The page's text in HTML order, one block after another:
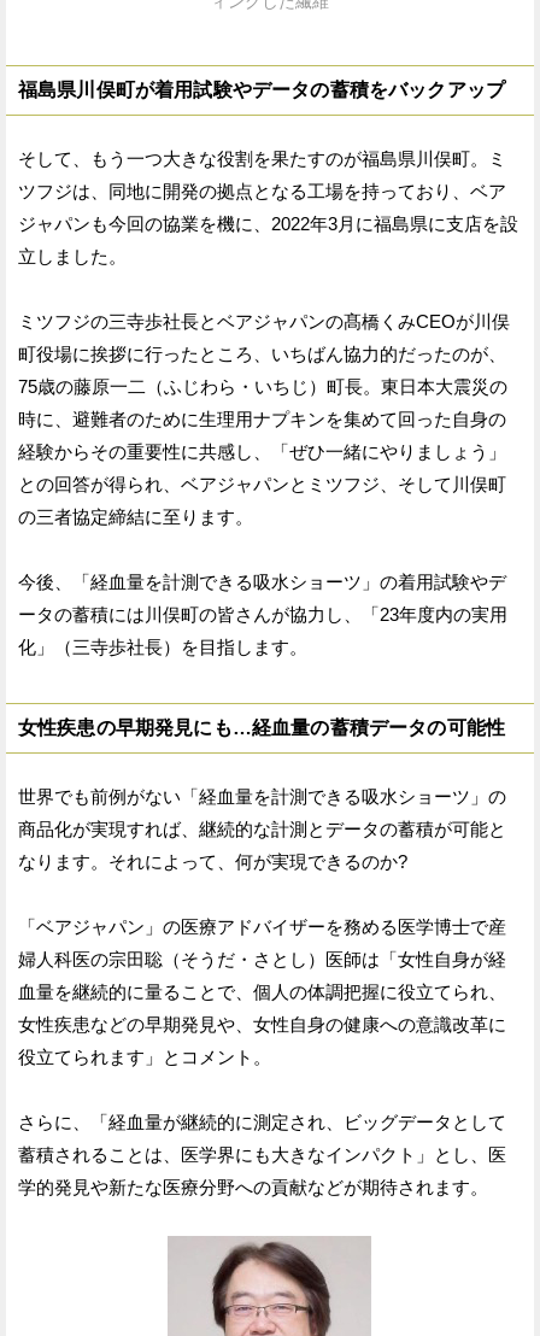
福島県川俣町が着用試験やデータの蓄積をバックアップ
そして、もう一つ大きな役割を果たすのが福島県川俣町。ミ
ツフジは、同地に開発の拠点となる工場を持っており、ベア
ジャパンも今回の協業を機に、2022年3月に福島県に支店を設
立しました。
ミツフジの三寺歩社長とベアジャパンの髙橋くみCEOが川俣
町役場に挨拶に行ったところ、いちばん協力的だったのが、
75歳の藤原一二（ふじわら・いちじ）町長。東日本大震災の
時に、避難者のために生理用ナプキンを集めて回った自身の
経験からその重要性に共感し、「ぜひ一緒にやりましょう」
との回答が得られ、ベアジャパンとミツフジ、そして川俣町
の三者協定締結に至ります。
今後、「経血量を計測できる吸水ショーツ」の着用試験やデ
ータの蓄積には川俣町の皆さんが協力し、「23年度内の実用
化」（三寺歩社長）を目指します。
女性疾患の早期発見にも…経血量の蓄積データの可能性
世界でも前例がない「経血量を計測できる吸水ショーツ」の
商品化が実現すれば、継続的な計測とデータの蓄積が可能と
なります。それによって、何が実現できるのか?
「ベアジャパン」の医療アドバイザーを務める医学博士で産
婦人科医の宗田聡（そうだ・さとし）医師は「女性自身が経
血量を継続的に量ることで、個人の体調把握に役立てられ、
女性疾患などの早期発見や、女性自身の健康への意識改革に
役立てられます」とコメント。
さらに、「経血量が継続的に測定され、ビッグデータとして
蓄積されることは、医学界にも大きなインパクト」とし、医
学的発見や新たな医療分野への貢献などが期待されます。